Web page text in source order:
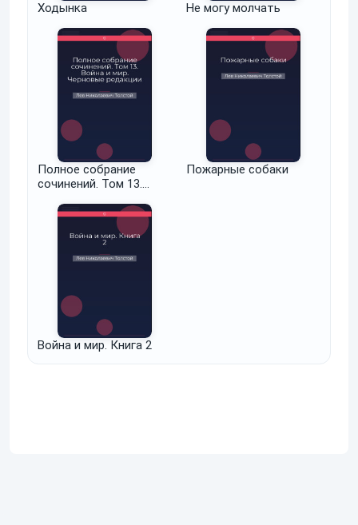
Ходынка Не могу молчать
Полное собрание
сочинений. Том 13.
редакции и варианты
Пожарные собаки
Война и мир. Книга 2